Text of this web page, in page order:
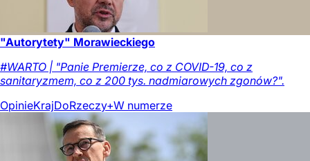
"Autorytety" Morawieckiego
#WARTO | "Panie Premierze, co z COVID-19, co z
sanitaryzmem, co z 200 tys. nadmiarowych zgonów?".
OpinieKrajDoRzeczy+W numerze